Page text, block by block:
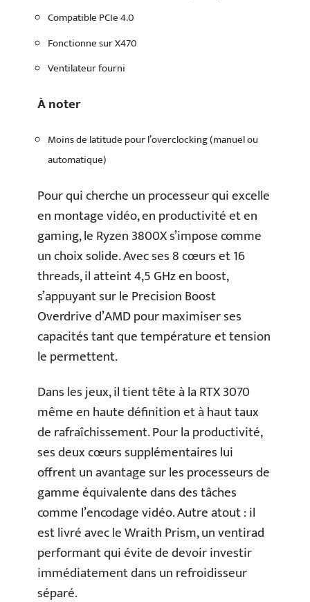
Compatible PCIe 4.0
Fonctionne sur X470
Ventilateur fourni
À noter
Moins de latitude pour l’overclocking (manuel ou
automatique)
Pour qui cherche un processeur qui excelle
en montage vidéo, en productivité et en
gaming, le Ryzen 3800X s’impose comme
un choix solide. Avec ses 8 cœurs et 16
threads, il atteint 4,5 GHz en boost,
s’appuyant sur le Precision Boost
Overdrive d’AMD pour maximiser ses
capacités tant que température et tension
le permettent.
Dans les jeux, il tient tête à la RTX 3070
même en haute définition et à haut taux
de rafraîchissement. Pour la productivité,
ses deux cœurs supplémentaires lui
offrent un avantage sur les processeurs de
gamme équivalente dans des tâches
comme l’encodage vidéo. Autre atout : il
est livré avec le Wraith Prism, un ventirad
performant qui évite de devoir investir
immédiatement dans un refroidisseur
séparé.